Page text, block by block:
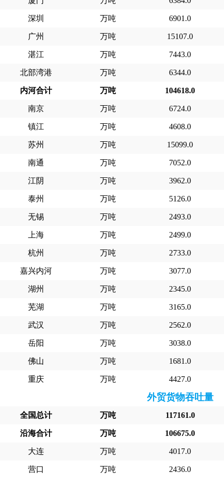
深圳 万吨 6901.0
广州 万吨 15107.0
湛江 万吨 7443.0
北部湾港 万吨 6344.0
内河合计 万吨 104618.0
南京 万吨 6724.0
镇江 万吨 4608.0
苏州 万吨 15099.0
南通 万吨 7052.0
江阴 万吨 3962.0
泰州 万吨 5126.0
无锡 万吨 2493.0
上海 万吨 2499.0
杭州 万吨 2733.0
嘉兴内河 万吨 3077.0
湖州 万吨 2345.0
芜湖 万吨 3165.0
武汉 万吨 2562.0
岳阳 万吨 3038.0
佛山 万吨 1681.0
重庆 万吨 4427.0
外贸货物吞吐量
全国总计 万吨 117161.0
沿海合计 万吨 106675.0
大连 万吨 4017.0
营口 万吨 2436.0